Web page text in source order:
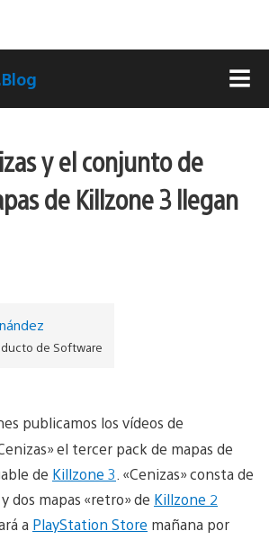
y el conjunto de
de Killzone 3 llegan
de Software
publicamos los vídeos de
el tercer pack de mapas de
de Killzone 3 . «Cenizas» consta de
dos mapas «retro» de Killzone 2
a PlayStation Store mañana por